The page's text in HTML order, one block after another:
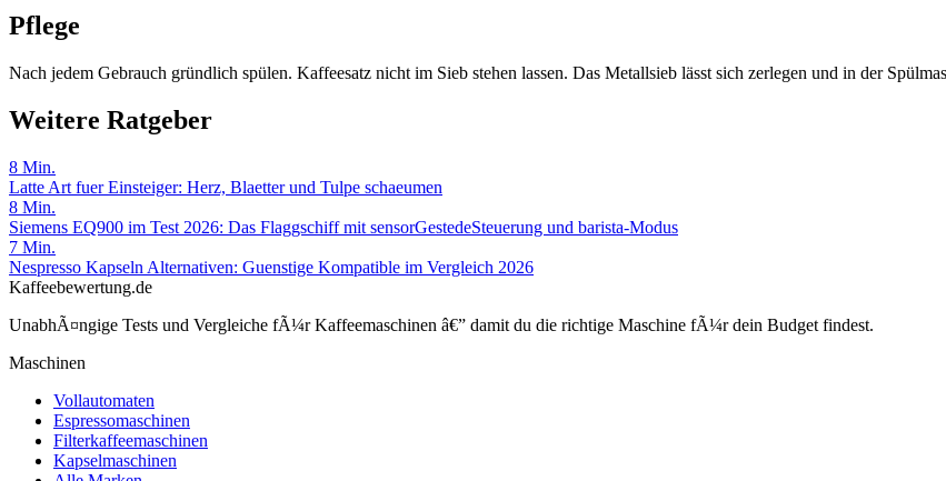
Pflege
Nach jedem Gebrauch gründlich spülen. Kaffeesatz nicht im Sieb stehen lassen. Das Metallsieb lässt sich zerlegen und in der
Weitere Ratgeber
8 Min.
Latte Art fuer Einsteiger: Herz, Blaetter und Tulpe schaeumen
8 Min.
Siemens EQ900 im Test 2026: Das Flaggschiff mit sensorGestedeSteuerung und barista-Modus
7 Min.
Nespresso Kapseln Alternativen: Guenstige Kompatible im Vergleich 2026
Kaffeebewertung.de
UnabhÃ¤ngige Tests und Vergleiche fÃ¼r Kaffeemaschinen â€” damit du die richtige Maschine fÃ¼r dein Budget findest.
Maschinen
Vollautomaten
Espressomaschinen
Filterkaffeemaschinen
Kapselmaschinen